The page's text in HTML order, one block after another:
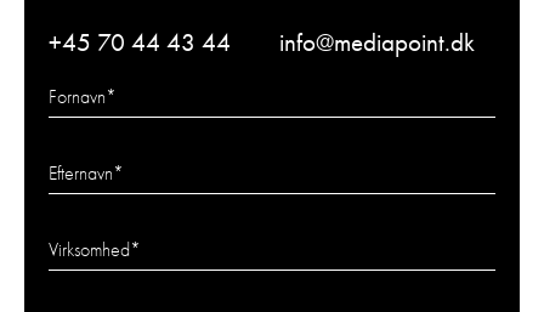
+45 70 44 43 44 info@mediapoint.dk
Fornavn*
Efternavn*
Virksomhed*